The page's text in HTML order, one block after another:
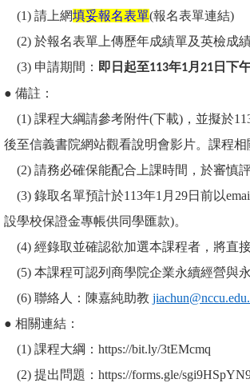
(1) 請上網填妥報名表單(報名表單連結)
(2) 於報名表單上傳歷年成績單及英檢成
(3) 申請期間： 即日起至113年1月21 日下
● 備註：
(1) 課程大綱請參考附件(下載)，並擬於
後至信義書院網站觀看說明會影片。課程
(2) 請務必確保能配合上課時間，於審慎評
(3) 錄取名單預計於113年1月29日前以
設學校保證金專帳供同學匯款)。
(4) 經錄取並確認欲加選本課程者，將直
(5) 本課程可認列商學院企業永續經營與
(6) 聯絡人：陳嘉純助教
● 相關連結：
(1) 課程大綱： https://bit.ly/3tEMcmq
(2) 提出問題： https://forms.gle/